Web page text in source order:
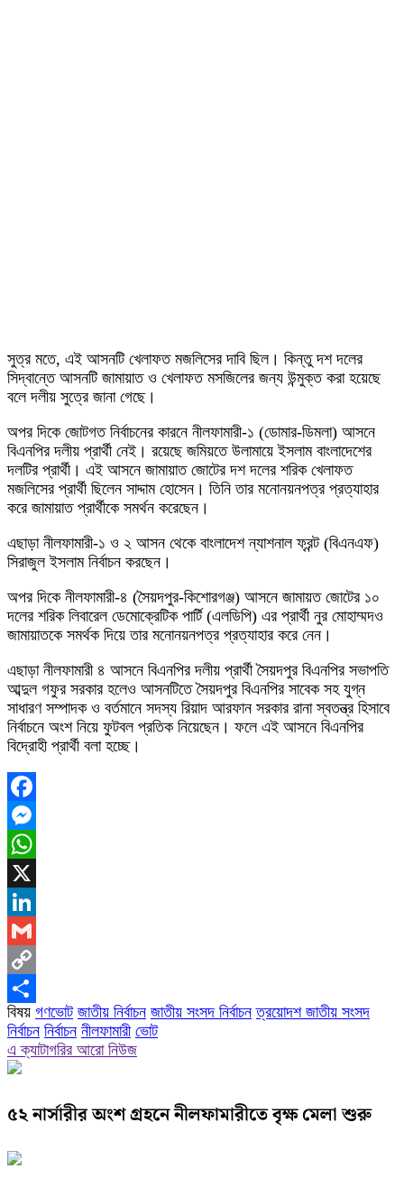
সুত্র মতে, এই আসনটি খেলাফত মজলিসের দাবি ছিল। কিন্তু দশ দলের
সিদ্বান্তে আসনটি জামায়াত ও খেলাফত মসজিলের জন্য উন্মুক্ত করা হয়েছে
বলে দলীয় সুত্রে জানা গেছে।
অপর দিকে জোটগত নির্বাচনের কারনে নীলফামারী-১ (ডোমার-ডিমলা) আসনে
বিএনপির দলীয় প্রার্থী নেই। রয়েছে জমিয়তে উলামায়ে ইসলাম বাংলাদেশের
দলটির প্রার্থী। এই আসনে জামায়াত জোটের দশ দলের শরিক খেলাফত
মজলিসের প্রার্থী ছিলেন সাদ্দাম হোসেন। তিনি তার মনোনয়নপত্র প্রত্যাহার
করে জামায়াত প্রার্থীকে সমর্থন করেছেন।
এছাড়া নীলফামারী-১ ও ২ আসন থেকে বাংলাদেশ ন্যাশনাল ফ্রন্ট (বিএনএফ)
সিরাজুল ইসলাম নির্বাচন করছেন।
অপর দিকে নীলফামারী-৪ (সৈয়দপুর-কিশোরগঞ্জ) আসনে জামায়ত জোটের ১০
দলের শরিক লিবারেল ডেমোক্রেটিক পার্টি (এলডিপি) এর প্রার্থী নুর মোহাম্মদও
জামায়াতকে সমর্থক দিয়ে তার মনোনয়নপত্র প্রত্যাহার করে নেন।
এছাড়া নীলফামারী ৪ আসনে বিএনপির দলীয় প্রার্থী সৈয়দপুর বিএনপির সভাপতি
আব্দুল গফুর সরকার হলেও আসনটিতে সৈয়দপুর বিএনপির সাবেক সহ যুগ্ন
সাধারণ সম্পাদক ও বর্তমানে সদস্য রিয়াদ আরফান সরকার রানা স্বতন্ত্র হিসাবে
নির্বাচনে অংশ নিয়ে ফুটবল প্রতিক নিয়েছেন। ফলে এই আসনে বিএনপির
বিদ্রোহী প্রার্থী বলা হচ্ছে।
Facebook
Messenger
WhatsApp
X
LinkedIn
Gmail
Copy
Link
Share
বিষয় গণভোট জাতীয় নির্বাচন জাতীয় সংসদ নির্বাচন ত্রয়োদশ জাতীয় সংসদ
নির্বাচন নির্বাচন নীলফামারী ভোট
এ ক্যাটাগরির আরো নিউজ
৫২ নার্সারীর অংশ গ্রহনে নীলফামারীতে বৃক্ষ মেলা শুরু